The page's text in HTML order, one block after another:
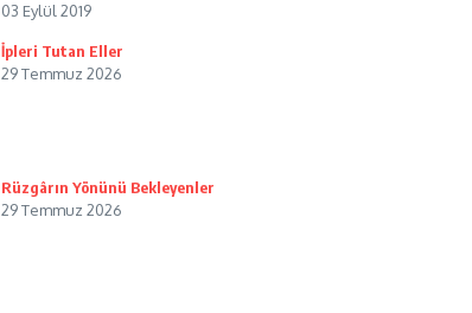
03 Eylül 2019
İpleri Tutan Eller
29 Temmuz 2026
Rüzgârın Yönünü Bekleyenler
29 Temmuz 2026